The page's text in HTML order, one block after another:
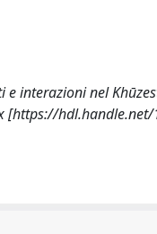
e interazioni nel
[https://